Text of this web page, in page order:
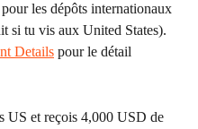
pour les dépôts internationaux
si tu vis aux United States).
Details pour le détail
US et reçois 4,000 USD de